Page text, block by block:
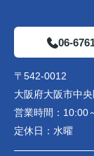
06-
〒542-0012
大阪府大阪市中
営業時間： 10:00
定休日： 水曜